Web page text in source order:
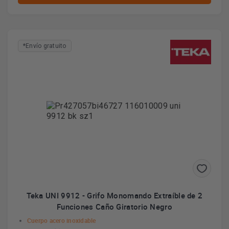
*Envío gratuito
Teka UNI 9912 - Grifo Monomando Extraíble de 2
Funciones Caño Giratorio Negro
Cuerpo acero inoxidable